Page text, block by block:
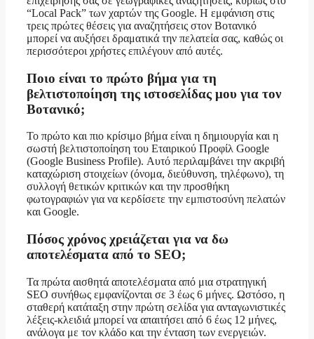
“Local Pack” των χαρτών της Google. Η εμφάνιση στις
τρεις πρώτες θέσεις για αναζητήσεις στον Βοτανικό
μπορεί να αυξήσει δραματικά την πελατεία σας, καθώς οι
περισσότεροι χρήστες επιλέγουν από αυτές.
Ποιο είναι το πρώτο βήμα για τη
βελτιστοποίηση της ιστοσελίδας μου για τον
Βοτανικό;
Το πρώτο και πιο κρίσιμο βήμα είναι η δημιουργία και η
σωστή βελτιστοποίηση του Εταιρικού Προφίλ Google
(Google Business Profile). Αυτό περιλαμβάνει την ακριβή
καταχώριση στοιχείων (όνομα, διεύθυνση, τηλέφωνο), τη
συλλογή θετικών κριτικών και την προσθήκη
φωτογραφιών για να κερδίσετε την εμπιστοσύνη πελατών
και Google.
Πόσος χρόνος χρειάζεται για να δω
αποτελέσματα από το SEO;
Τα πρώτα αισθητά αποτελέσματα από μια στρατηγική
SEO συνήθως εμφανίζονται σε 3 έως 6 μήνες. Ωστόσο, η
σταθερή κατάταξη στην πρώτη σελίδα για ανταγωνιστικές
λέξεις-κλειδιά μπορεί να απαιτήσει από 6 έως 12 μήνες,
ανάλογα με τον κλάδο και την ένταση των ενεργειών.